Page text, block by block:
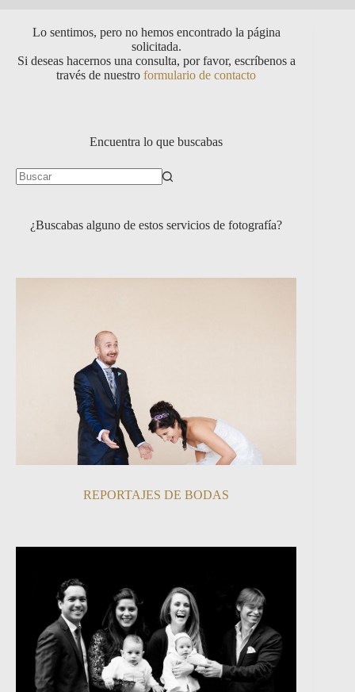
Lo sentimos, pero no hemos encontrado la página
solicitada.
Si deseas hacernos una consulta, por favor, escríbenos a
través de nuestroformulario de contacto
Encuentra lo que buscabas
¿Buscabas alguno de estos servicios de fotografía?
REPORTAJES DE BODAS